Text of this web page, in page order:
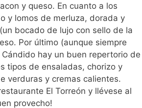
y queso. En cuanto a los
y lomos de merluza, dorada y
bocado de lujo con sello de la
Por último (aunque siempre
hay un buen repertorio de
tipos de ensaladas, chorizo y
verduras y cremas calientes.
El Torreón y llévese al
provecho!